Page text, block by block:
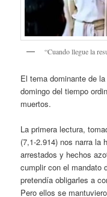
“Cuando llegue la
El tema dominante de
domingo del tiempo
muertos.
La primera lectura,
(7,1-2.914) nos narra la
arrestados y hechos
cumplir con el mandato
pretendía obligarles a
Pero ellos se